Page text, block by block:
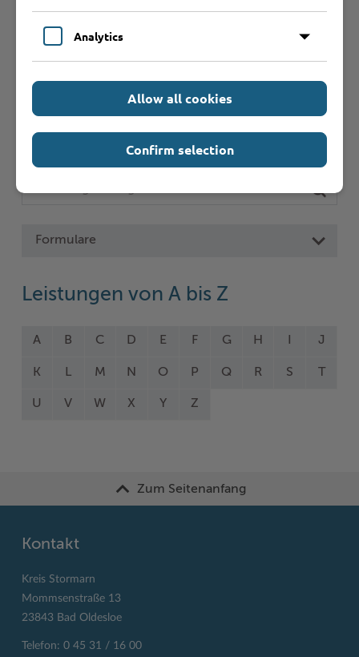
Schnelleinstieg
Online-Services
Formulare
Leistungen von A bis Z
A B C D E F G H I J
K L M N O P Q R S
U V W X Y Z
Zum Seitenanfang
Kontakt
Kreis Stormarn
Mommsenstraße 13
23843 Bad Oldesloe
Telefon: 0 45 31 / 16 00
Analytics
Allow all cookies
Confirm selection